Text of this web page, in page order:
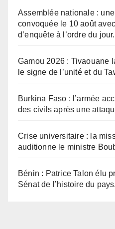
Assemblée nationale :
convoquée le 10 août
d’enquête à l’ordre du jour.
Gamou 2026 : Tivaouane
le signe de l’unité et du
Burkina Faso : l’armée
des civils après une
Crise universitaire : la
auditionne le ministre
Bénin : Patrice Talon élu
Sénat de l’histoire du pays.